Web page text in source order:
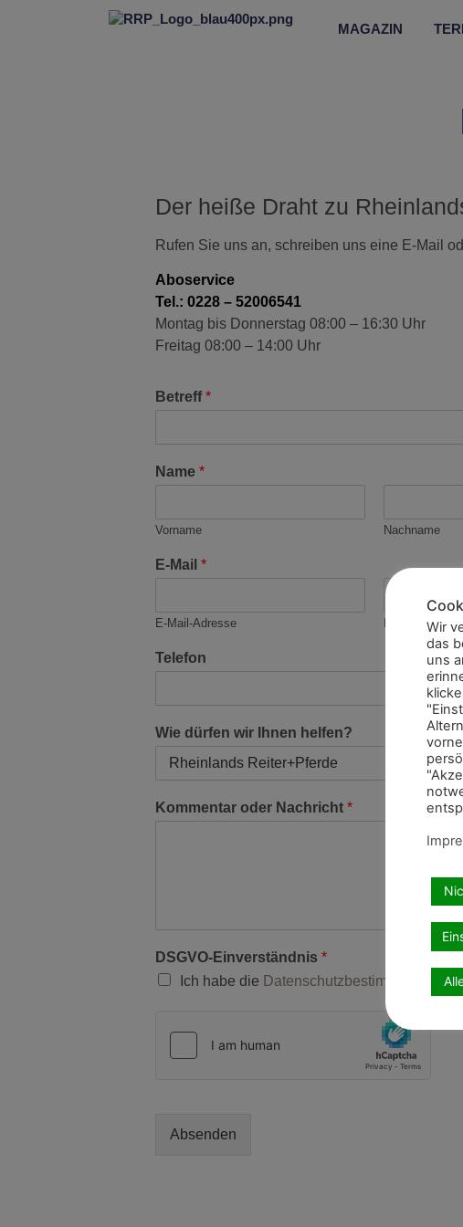
MAGAZIN
Der heiße Draht zu
Rufen Sie uns an, schreiben uns eine E-Mail
Aboservice
Tel.: 0228 – 52006541
Montag bis Donnerstag 08:00 – 16:30 Uhr
Freitag 08:00 – 14:00 Uhr
Betreff*
Name *
Vorname Nachname
E-Mail *
E-Mail-Adresse E-Mail
Telefon
Wie dürfen wir Ihnen helfen?
Kommentar oder Nachricht *
DSGVO-Einverständnis *
Ich habe die Datenschutzbestimmungen
Absenden
Wir
das
uns